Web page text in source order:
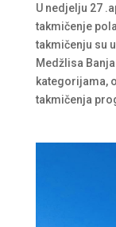
U nedjelju 27
takmičenje
takmičenju su
Medžlisa
kategorijama,
takmičenja